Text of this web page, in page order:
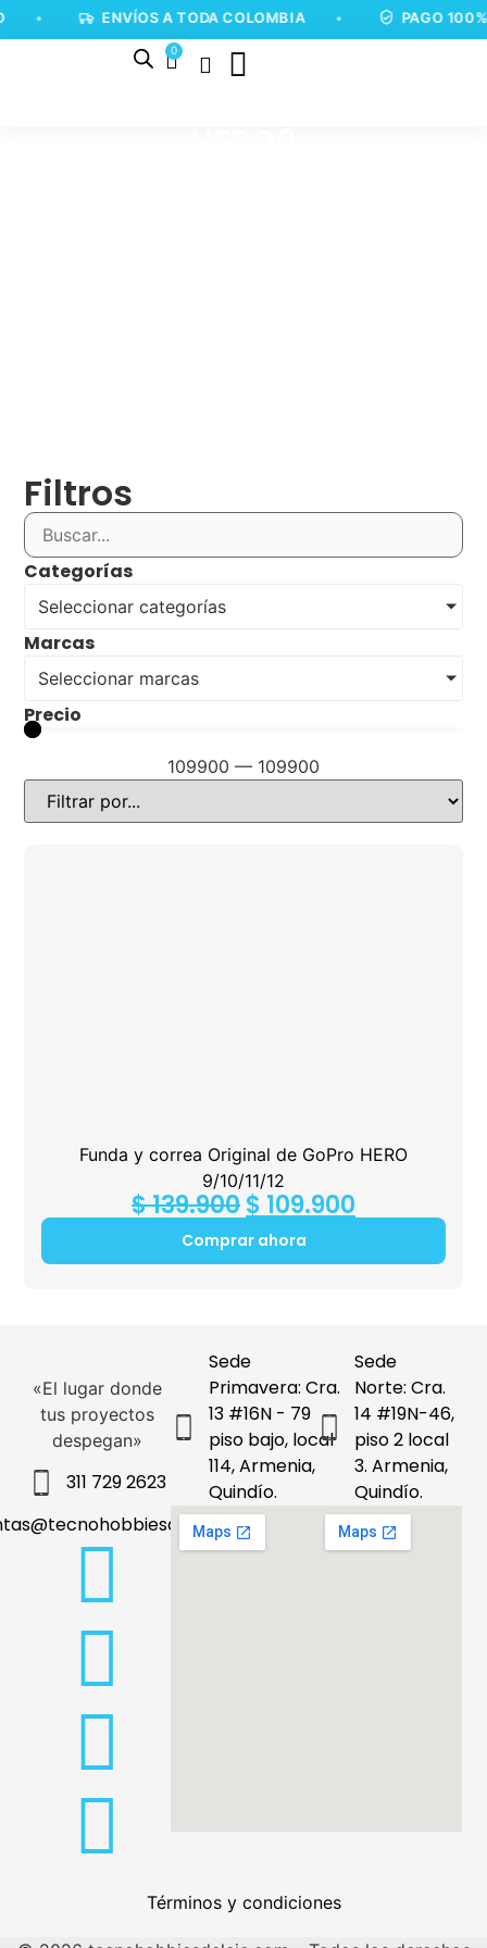
ENVÍOS A TODA COLOMBIA PAGO 100%
0
Filtros
Categorías
Seleccionar categorías
Marcas
Seleccionar marcas
Precio
109900 — 109900
Funda y correa Original de GoPro HERO
9/10/11/12
$139.900$ 109.900
Comprar ahora
«El lugar donde
tus proyectos
despegan»
311 729 2623
Sede
Primavera: Cra.
13 #16N - 79
piso bajo, local
114, Armenia,
Quindío.
Sede
Norte: Cra.
14 #19N-46,
piso 2 local
3. Armenia,
Quindío.
Términos y condiciones